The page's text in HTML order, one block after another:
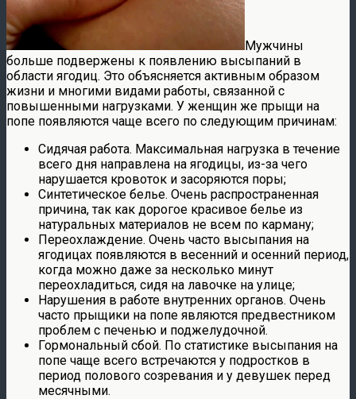
Мужчины
больше подвержены к появлению высыпаний в
области ягодиц. Это объясняется активным образом
жизни и многими видами работы, связанной с
повышенными нагрузками. У женщин же прыщи на
попе появляются чаще всего по следующим причинам:
Сидячая работа. Максимальная нагрузка в течение
всего дня направлена на ягодицы, из-за чего
нарушается кровоток и засоряются поры;
Синтетическое белье. Очень распространенная
причина, так как дорогое красивое белье из
натуральных материалов не всем по карману;
Переохлаждение. Очень часто высыпания на
ягодицах появляются в весенний и осенний период,
когда можно даже за несколько минут
переохладиться, сидя на лавочке на улице;
Нарушения в работе внутренних органов. Очень
часто прыщики на попе являются предвестником
проблем с печенью и поджелудочной.
Гормональный сбой. По статистике высыпания на
попе чаще всего встречаются у подростков в
период полового созревания и у девушек перед
месячными.